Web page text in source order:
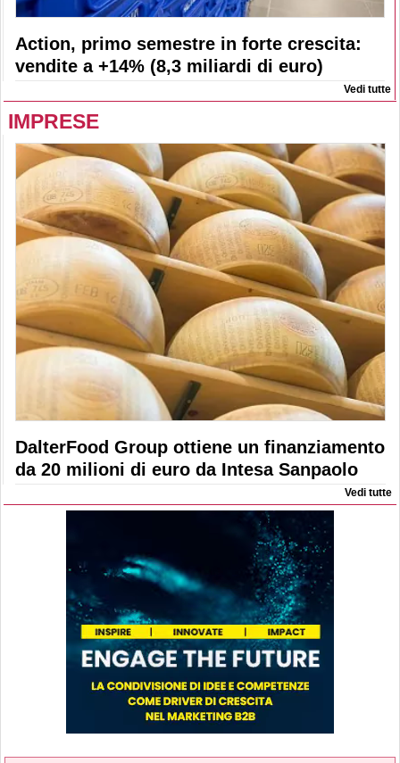
Action, primo semestre in forte crescita:
vendite a +14% (8,3 miliardi di euro)
Vedi tutte
IMPRESE
DalterFood Group ottiene un finanziamento
da 20 milioni di euro da Intesa Sanpaolo
Vedi tutte